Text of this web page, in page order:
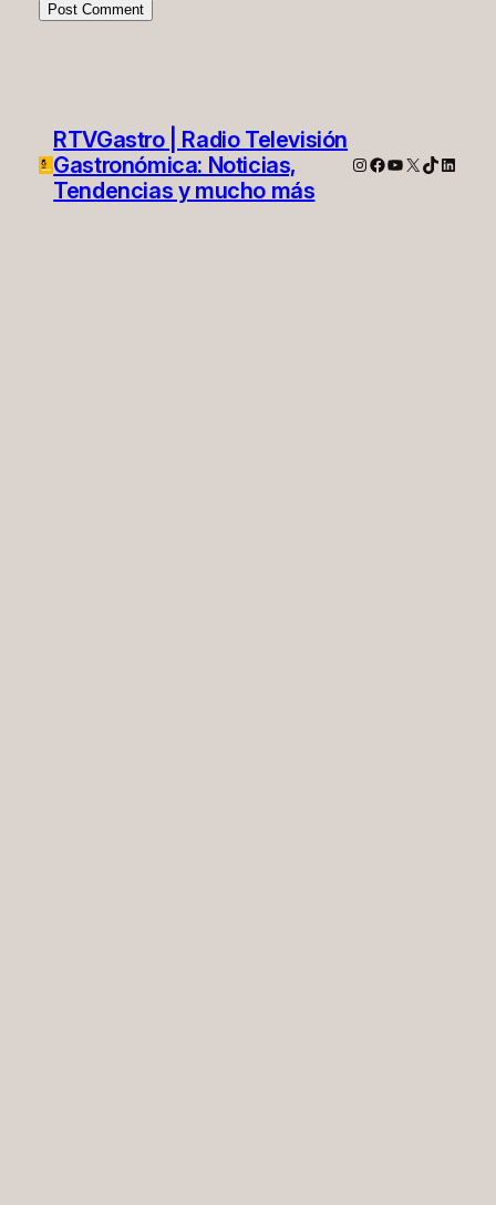
RTVGastro | Radio Televisión
Gastronómica: Noticias,
Tendencias y mucho más
Instagram
Facebook
YouTube
X TikTok